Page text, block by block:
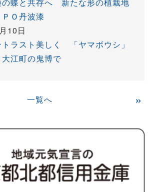
Ｏ丹波漆
10日
ラスト美しく 「ヤマボウシ」
江町の鬼博で
一覧へ